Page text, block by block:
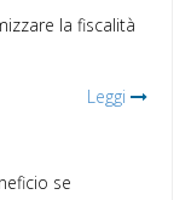
la fiscalità
Leggi
se